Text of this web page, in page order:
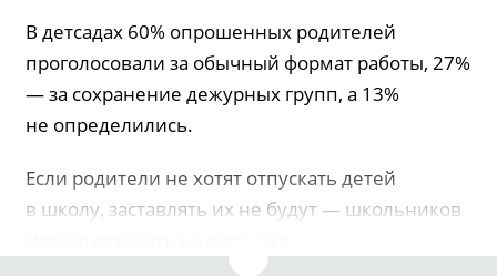
В детсадах 60% опрошенных родителей
проголосовали за обычный формат работы, 27%
— за сохранение дежурных групп, а 13%
не определились.
Если родители не хотят отпускать детей
в школу, заставлять их не будут — школьников